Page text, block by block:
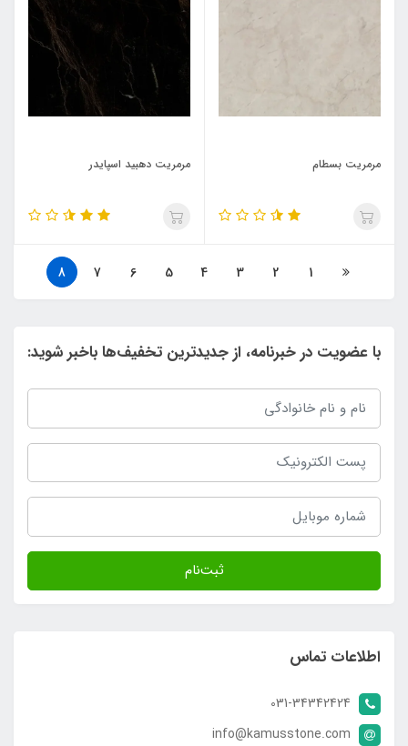
مرمریت بسطام مرمریت دهبید اسپایدر
1
2
3
4
5
6
7
8
با عضویت در خبرنامه، از جدیدترین تخفیف‌ها باخبر شوید:
ثبت‌نام
اطلاعات تماس
031-34342424
info@kamusstone.com